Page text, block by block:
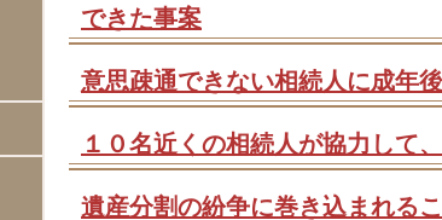
できた事案
意思疎通できない相続人に成年
１０名近くの相続人が協力して
遺産分割の紛争に巻き込まれる